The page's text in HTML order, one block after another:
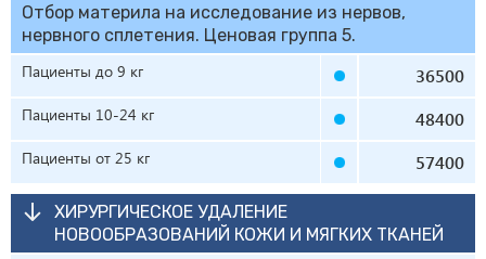
Отбор материла на исследование из нервов,
нервного сплетения. Ценовая группа 5.
Пациенты до 9 кг
36500
Пациенты 10-24 кг 48400
Пациенты от 25 кг 57400
ХИРУРГИЧЕСКОЕ УДАЛЕНИЕ
НОВООБРАЗОВАНИЙ КОЖИ И МЯГКИХ ТКАНЕЙ